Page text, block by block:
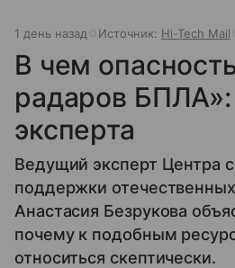
1 день назад Источник: Hi-Tech Mail
В чем
радаров БПЛА»:
эксперта
Ведущий эксперт Центра
поддержки
Анастасия Безрукова
почему к подобным
относиться скептически.